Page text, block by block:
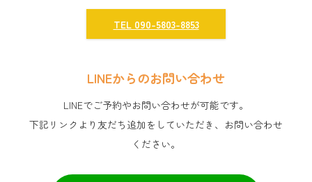
TEL 090-5803-8853
LINEからのお問い合わせ
LINEでご予約やお問い合わせが可能です。
下記リンクより友だち追加をしていただき、お問い合わせ
ください。